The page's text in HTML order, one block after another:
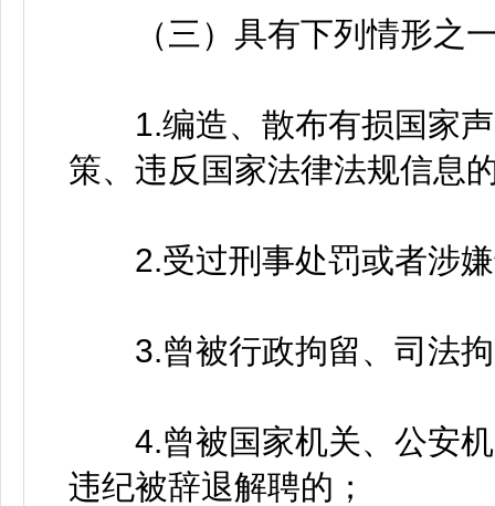
（三）具有下列情形之一
1.编造、散布有损国家声
策、违反国家法律法规信息
2.受过刑事处罚或者涉嫌
3.曾被行政拘留、司法拘
4.曾被国家机关、公安机
违纪被辞退解聘的；